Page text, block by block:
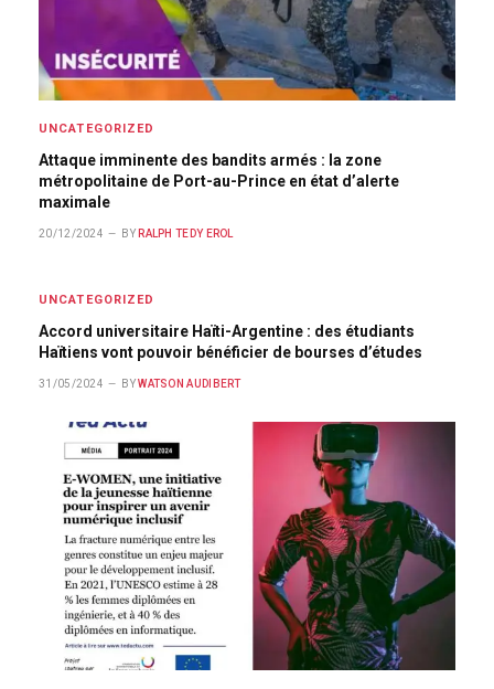
UNCATEGORIZED
Attaque imminente des bandits armés : la zone
métropolitaine de Port-au-Prince en état d’alerte
maximale
20/12/2024 BY RALPH TEDY EROL
UNCATEGORIZED
Accord universitaire Haïti-Argentine : des étudiants
Haïtiens vont pouvoir bénéficier de bourses d’études
31/05/2024 BY WATSON AUDIBERT